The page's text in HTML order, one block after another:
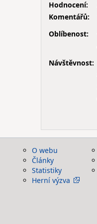
Hodnocení:
Komentářů:
Oblíbenost:
Návštěvnost:
O webu
Články
Statistiky
Herní výzva